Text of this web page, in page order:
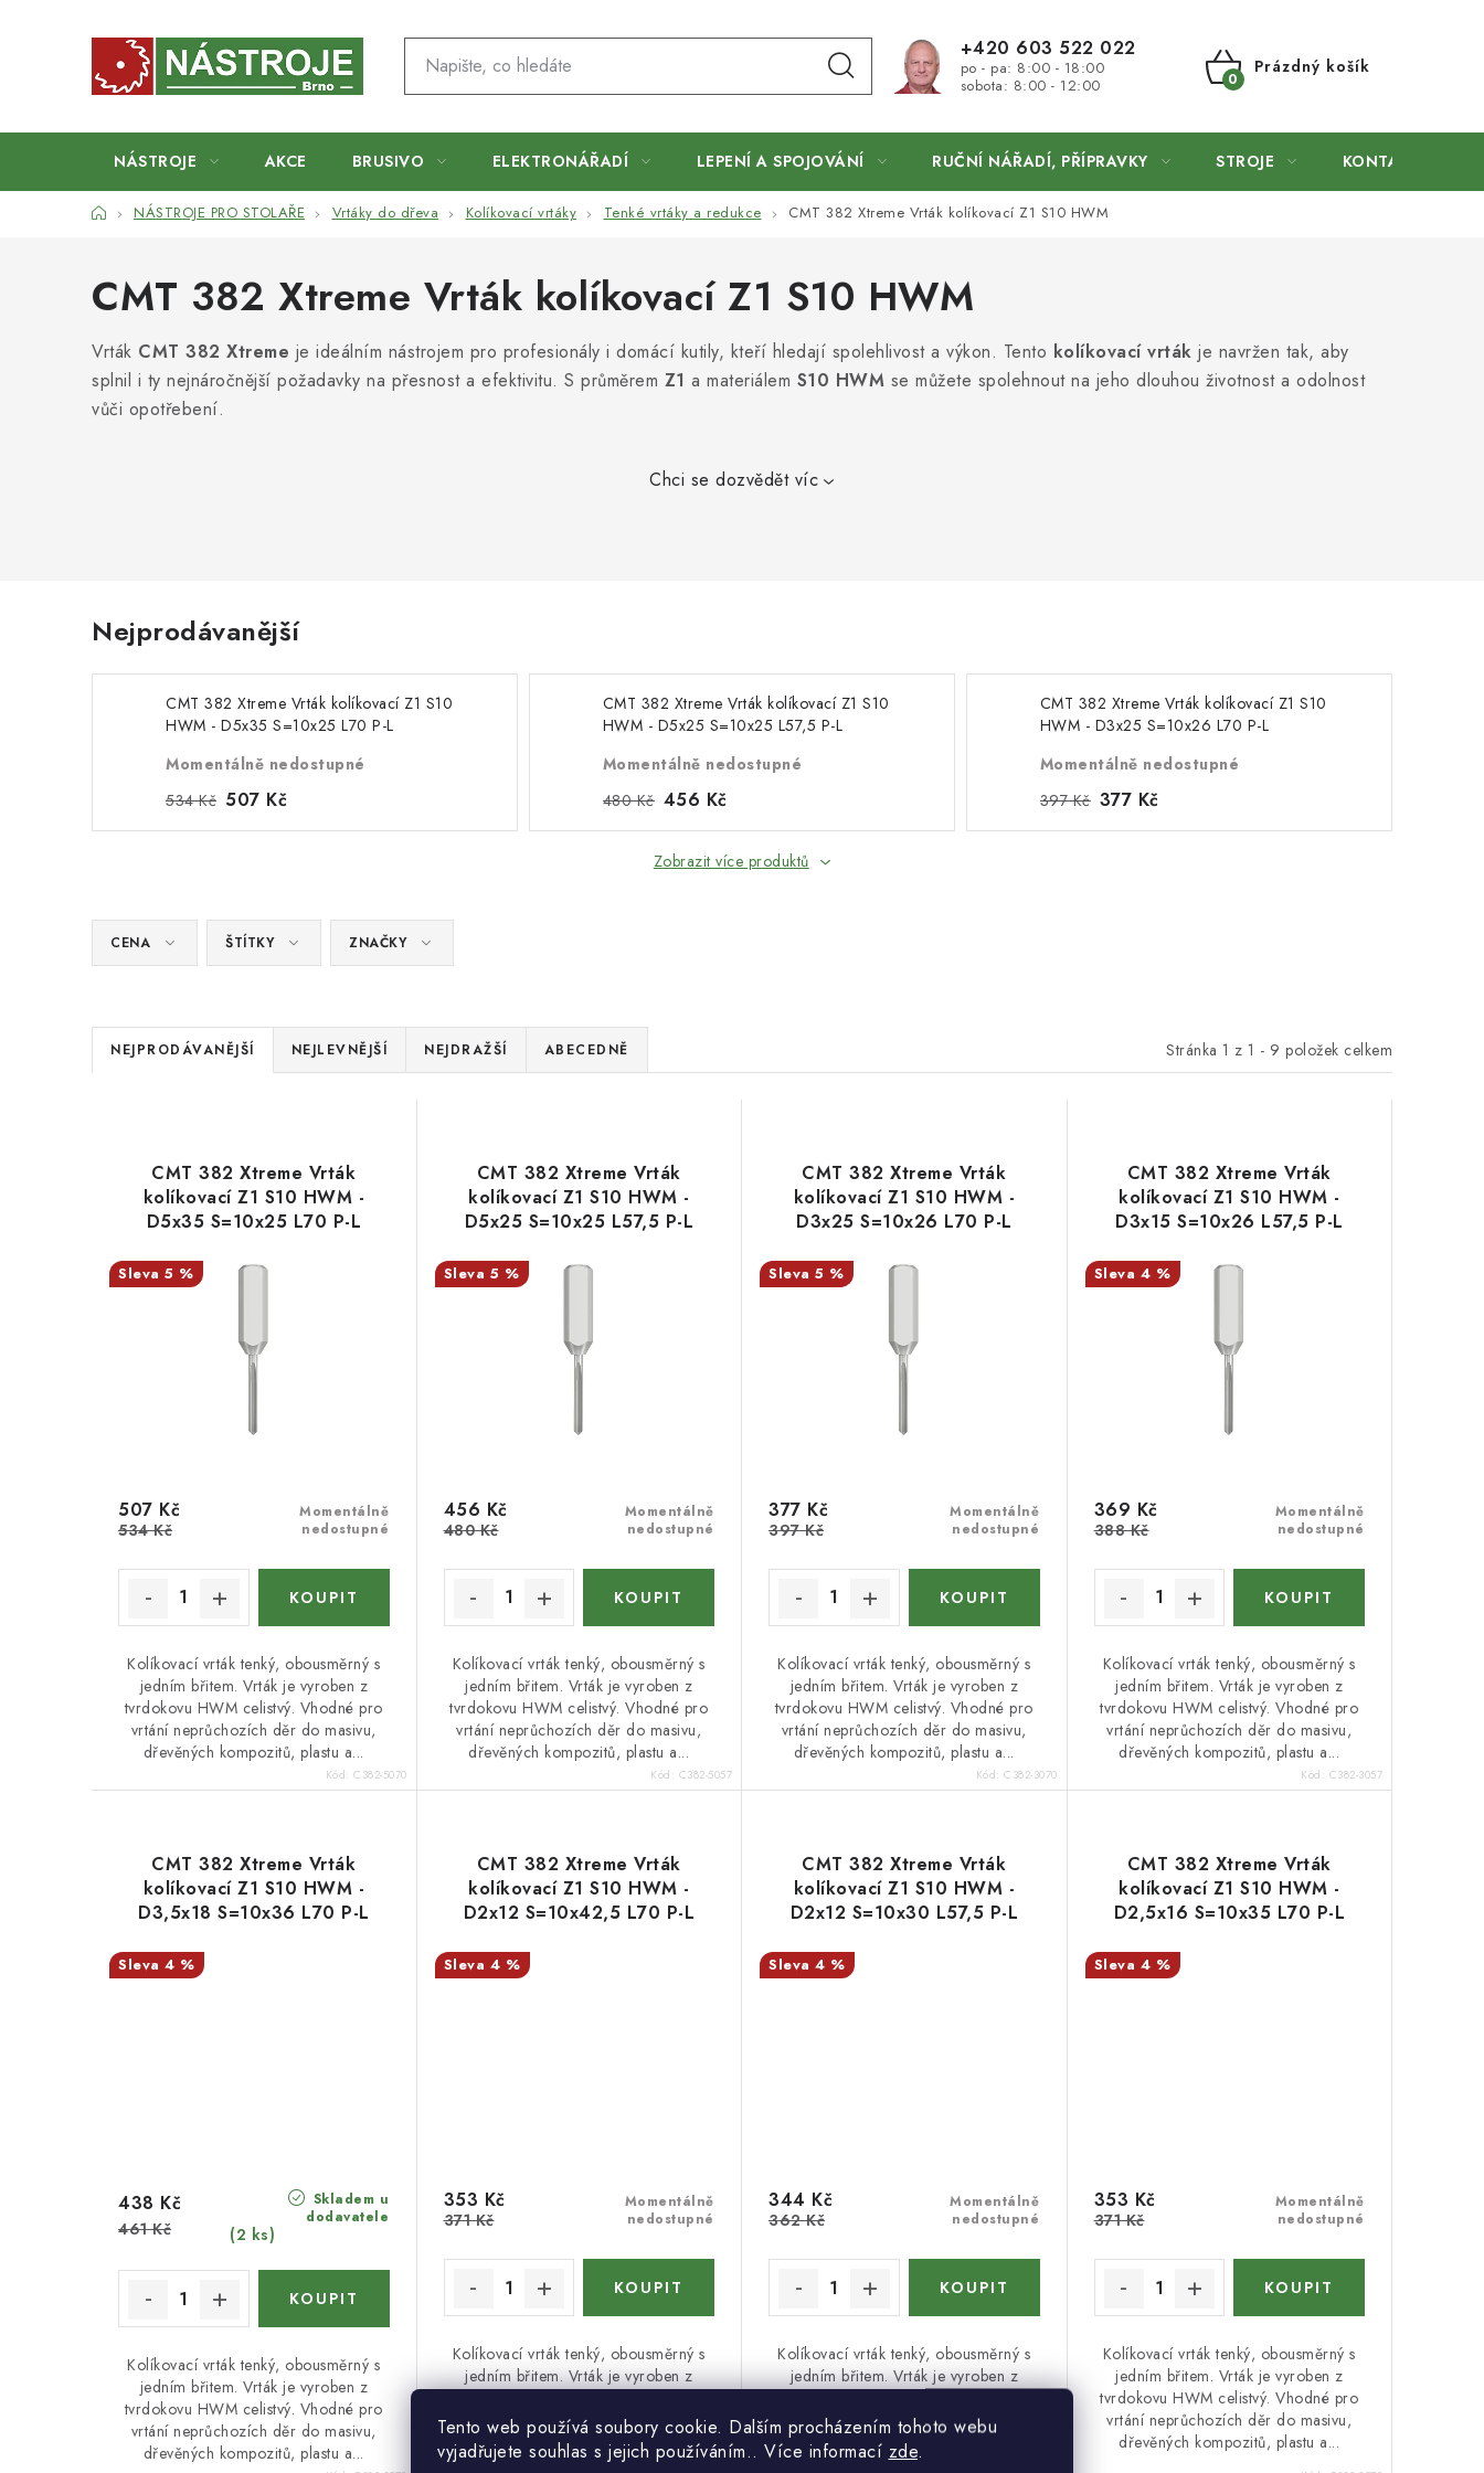
Tento web používá soubory cookie. Dalším procházením tohoto webu
vyjadřujete souhlas s jejich používáním.. Více informací zde.
+420 603 522 022
po - pa: 8:00 - 18:00
sobota: 8:00 - 12:00
NÁKUPNÍ
Prázdný košík
NÁSTROJE AKCE BRUSIVO ELEKTRONÁŘADÍ LEPENÍ A SPOJOVÁNÍ RUČNÍ NÁŘADÍ, PŘÍPRAVKY STROJE KONTAKTY
DomůNÁSTROJE PRO STOLAŘE Vrtáky do dřeva Kolíkovací vrtáky Tenké vrtáky a redukce CMT 382 Xtreme Vrták kolíkovací Z1 S10 HWM
CMT 382 Xtreme Vrták kolíkovací Z1 S10 HWM
Vrták CMT 382 Xtreme je ideálním nástrojem pro profesionály i domácí kutily, kteří hledají spolehlivost a výkon. Tento kolíkovací vrták je navržen tak, aby
splnil i ty nejnáročnější požadavky na přesnost a efektivitu. S průměrem Z1 a materiálem S10 HWM se můžete spolehnout na jeho dlouhou životnost a odolnost
vůči opotřebení.
Chci se dozvědět víc
Nejprodávanější
CMT 382 Xtreme Vrták kolíkovací Z1 S10
HWM - D5x35 S=10x25 L70 P-L
Momentálně nedostupné
534 Kč 507 Kč
CMT 382 Xtreme Vrták kolíkovací Z1 S10
HWM - D5x25 S=10x25 L57,5 P-L
Momentálně nedostupné
480 Kč 456 Kč
CMT 382 Xtreme Vrták kolíkovací Z1 S10
HWM - D3x25 S=10x26 L70 P-L
Momentálně nedostupné
397 Kč 377 Kč
Zobrazit více produktů
CENA ŠTÍTKY ZNAČKY
Stránka 1 z 1 - 9 položek celkem
Ř
a
p
NEJPRODÁVANĚJŠÍ NEJLEVNĚJŠÍ NEJDRAŽŠÍ ABECEDNĚ
CMT 382 Xtreme Vrták
kolíkovací Z1 S10 HWM -
D5x35 S=10x25 L70 P-L
5 %
Momentálně
nedostupné
507 Kč
534 Kč
Kolíkovací vrták tenký, obousměrný s
jedním břitem. Vrták je vyroben z
tvrdokovu HWM celistvý. Vhodné pro
vrtání neprůchozích děr do masivu,
dřevěných kompozitů, plastu a...
Kód: C382-5070
CMT 382 Xtreme Vrták
kolíkovací Z1 S10 HWM -
D5x25 S=10x25 L57,5 P-L
5 %
Momentálně
nedostupné
456 Kč
480 Kč
Kolíkovací vrták tenký, obousměrný s
jedním břitem. Vrták je vyroben z
tvrdokovu HWM celistvý. Vhodné pro
vrtání neprůchozích děr do masivu,
dřevěných kompozitů, plastu a...
Kód: C382-5057
CMT 382 Xtreme Vrták
kolíkovací Z1 S10 HWM -
D3x25 S=10x26 L70 P-L
5 %
Momentálně
nedostupné
377 Kč
397 Kč
Kolíkovací vrták tenký, obousměrný s
jedním břitem. Vrták je vyroben z
tvrdokovu HWM celistvý. Vhodné pro
vrtání neprůchozích děr do masivu,
dřevěných kompozitů, plastu a...
Kód: C382-3070
CMT 382 Xtreme Vrták
kolíkovací Z1 S10 HWM -
D3x15 S=10x26 L57,5 P-L
4 %
Momentálně
nedostupné
369 Kč
388 Kč
Kolíkovací vrták tenký, obousměrný s
jedním břitem. Vrták je vyroben z
tvrdokovu HWM celistvý. Vhodné pro
vrtání neprůchozích děr do masivu,
dřevěných kompozitů, plastu a...
Kód: C382-3057
CMT 382 Xtreme Vrták
kolíkovací Z1 S10 HWM -
D3,5x18 S=10x36 L70 P-L
4 %
Skladem u
dodavatele
(2 ks)
438 Kč
461 Kč
Kolíkovací vrták tenký, obousměrný s
jedním břitem. Vrták je vyroben z
tvrdokovu HWM celistvý. Vhodné pro
vrtání neprůchozích děr do masivu,
dřevěných kompozitů, plastu a...
CMT 382 Xtreme Vrták
kolíkovací Z1 S10 HWM -
D2x12 S=10x42,5 L70 P-L
4 %
Momentálně
nedostupné
353 Kč
371 Kč
Kolíkovací vrták tenký, obousměrný s
jedním břitem. Vrták je vyroben z
vrtání neprůchozích děr do masivu,
dřevěných kompozitů, plastu a...
CMT 382 Xtreme Vrták
kolíkovací Z1 S10 HWM -
D2x12 S=10x30 L57,5 P-L
4 %
Momentálně
nedostupné
344 Kč
362 Kč
Kolíkovací vrták tenký, obousměrný s
jedním břitem. Vrták je vyroben z
vrtání neprůchozích děr do masivu,
dřevěných kompozitů, plastu a...
CMT 382 Xtreme Vrták
kolíkovací Z1 S10 HWM -
D2,5x16 S=10x35 L70 P-L
4 %
Momentálně
nedostupné
353 Kč
371 Kč
Kolíkovací vrták tenký, obousměrný s
jedním břitem. Vrták je vyroben z
tvrdokovu HWM celistvý. Vhodné pro
vrtání neprůchozích děr do masivu,
dřevěných kompozitů, plastu a...